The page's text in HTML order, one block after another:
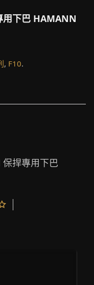
用下巴 HAMANN
, F10.
保捍專用下巴